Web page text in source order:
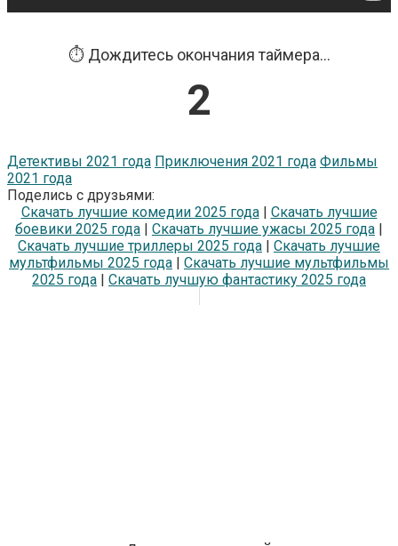
⏱️ Дождитесь окончания таймера...
1
Детективы 2021 года Приключения 2021 года Фильмы
2021 года
Поделись с друзьями:
Скачать лучшие комедии 2025 года| Скачать лучшие
боевики 2025 года | Скачать лучшие ужасы 2025 года |
Скачать лучшие триллеры 2025 года | Скачать лучшие
мультфильмы 2025 года | Скачать лучшие мультфильмы
2025 года | Скачать лучшую фантастику 2025 года